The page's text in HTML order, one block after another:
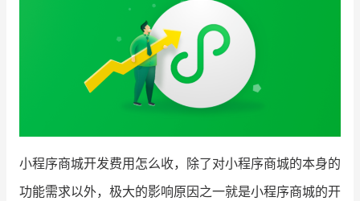
小程序商城开发费用怎么收，除了对小程序商城的本身的
功能需求以外，极大的影响原因之一就是小程序商城的开